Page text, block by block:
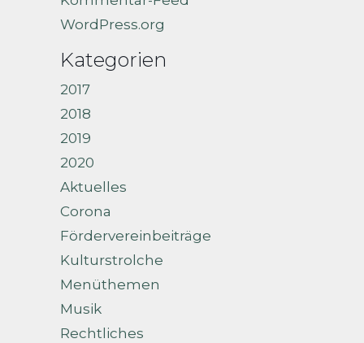
WordPress.org
Kategorien
2017
2018
2019
2020
Aktuelles
Corona
Fördervereinbeiträge
Kulturstrolche
Menüthemen
Musik
Rechtliches